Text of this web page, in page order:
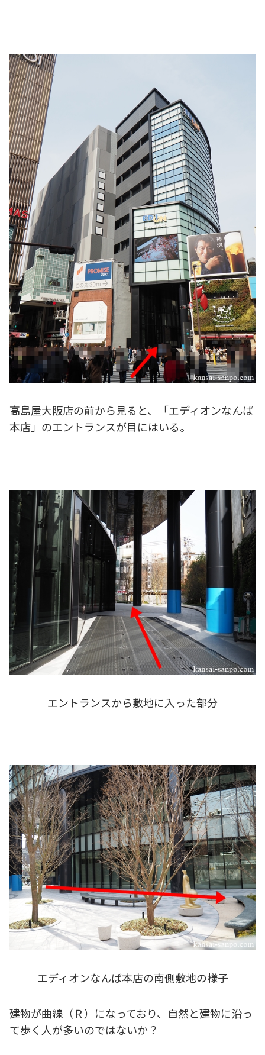
高島屋大阪店の前から見ると、「エディオンなんば
本店」のエントランスが目にはいる。
エントランスから敷地に入った部分
エディオンなんば本店の南側敷地の様子
建物が曲線（Ｒ）になっており、自然と建物に沿っ
て歩く人が多いのではないか？